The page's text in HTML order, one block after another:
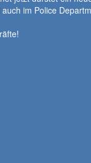
im Police